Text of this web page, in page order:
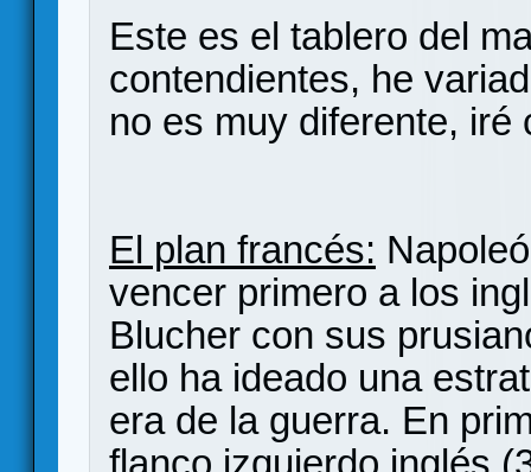
Este es el tablero del
contendientes, he
no es muy diferente, iré
El plan francés:
vencer primero a los
Blucher con sus
ello ha ideado una
era de la guerra. En
flanco izquierdo inglés